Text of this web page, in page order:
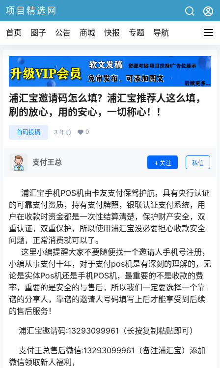
项目精选网
首页 圈子 公告 商城 快报 专题 导航
浦汇宝邀请码怎么填？浦汇宝推荐人这么填，
刷的放心，用的安心，一切称心！！
首码投稿 3 年前 0
支付王总 关注 私信
浦汇宝手机POS机由卡友支付保驾护航，具有央行认证
的可靠支付资质，持有支付牌照，银联认证支付系统，用
户在收款时资金都是一次性结算清楚，保护财产安全，双
重认证，双重保护，所以使用浦汇宝没必要担心收款安全
问题，正常消费就可以了。
这里小编提醒大家不要随便找一个邀请人手机号注册，
小编从事支付十年，对于支付pos机是有深刻的理解的，无
论是实体Pos机还是手机POS机，最重要的不是收款的费
率，重要的是安全的与售后，所以我们一定要选择一个靠
谱的分享人，靠谱的邀请人号码填写上后才能享受到后续
的售后服务！
浦汇宝邀请码:13293099961（长按复制粘贴即可）
支付王总售后微信:13293099961（备注浦汇宝）添加
微信领取新人福利，